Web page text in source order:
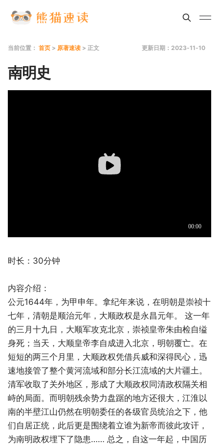
当前位置： 首页 > 原著速读 > 正文 更新日期：2023-11-10
南明史
时长：30分钟
内容介绍：
公元1644年，为甲申年。拿纪年来说，在明朝是崇祯十
七年，清朝是顺治元年，大顺政权是永昌元年。 这一年
的三月十九日，大顺军攻克北京，崇祯皇帝朱由检自缢
身死；当天，大顺皇帝李自成进入北京，明朝覆亡。在
短短的两三个月里，大顺政权凭借兵威和深得民心，迅
速地接管了整个黄河流域和部分长江流域的大片疆土。
清军收取了关外地区，形成了大顺政权同清政权隔关相
峙的局面。而明朝残余势力盘踞的地方还很大，江淮以
南的半壁江山仍然在明朝委任的各级官员统治之下，他
们自居正统，此后更是围绕着立谁为新帝而彼此攻讦，
为南明政权埋下了隐患…… 总之，自这一年起，中国历